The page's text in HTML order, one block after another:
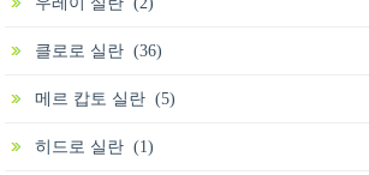
클로로 실란 (36)
메르 캅토 실란 (5)
히드로 실란 (1)